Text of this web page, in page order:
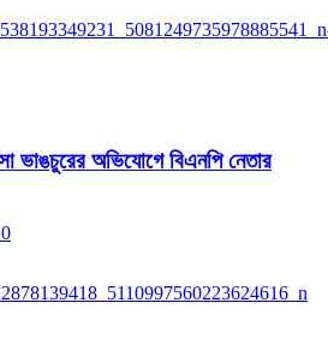
ভাঙচুরের অভিযোগে বিএনপি নেতার
0